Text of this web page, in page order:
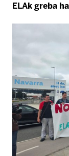
ELAk greba